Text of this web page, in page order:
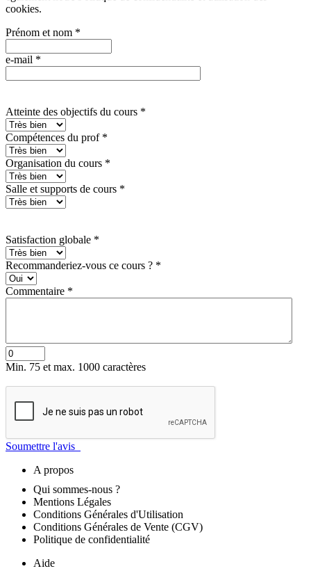
cookies.
Prénom et nom *
e-mail *
Atteinte des objectifs du cours *
Compétences du prof *
Organisation du cours *
Salle et supports de cours *
Satisfaction globale *
Recommanderiez-vous ce cours ? *
Commentaire *
Min. 75 et max. 1000 caractères
Soumettre l'avis
A propos
Qui sommes-nous ?
Mentions Légales
Conditions Générales d'Utilisation
Conditions Générales de Vente (CGV)
Politique de confidentialité
Aide